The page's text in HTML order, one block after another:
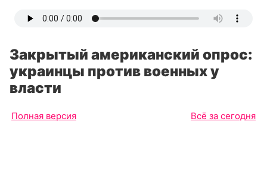
Закрытый американский опрос:
украинцы против военных у
власти
Полная версия Всё за сегодня